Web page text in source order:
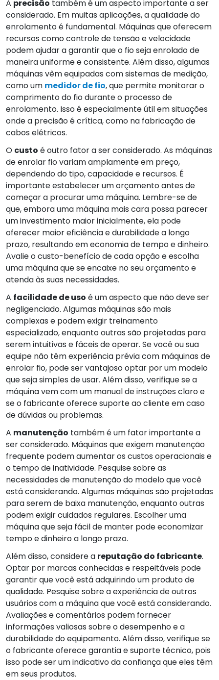
A precisão também é um aspecto importante a ser
considerado. Em muitas aplicações, a qualidade do
enrolamento é fundamental. Máquinas que oferecem
recursos como controle de tensão e velocidade
podem ajudar a garantir que o fio seja enrolado de
maneira uniforme e consistente. Além disso, algumas
máquinas vêm equipadas com sistemas de medição,
como um medidor de fio, que permite monitorar o
comprimento do fio durante o processo de
enrolamento. Isso é especialmente útil em situações
onde a precisão é crítica, como na fabricação de
cabos elétricos.
O custo é outro fator a ser considerado. As máquinas
de enrolar fio variam amplamente em preço,
dependendo do tipo, capacidade e recursos. É
importante estabelecer um orçamento antes de
começar a procurar uma máquina. Lembre-se de
que, embora uma máquina mais cara possa parecer
um investimento maior inicialmente, ela pode
oferecer maior eficiência e durabilidade a longo
prazo, resultando em economia de tempo e dinheiro.
Avalie o custo-benefício de cada opção e escolha
uma máquina que se encaixe no seu orçamento e
atenda às suas necessidades.
A facilidade de uso é um aspecto que não deve ser
negligenciado. Algumas máquinas são mais
complexas e podem exigir treinamento
especializado, enquanto outras são projetadas para
serem intuitivas e fáceis de operar. Se você ou sua
equipe não têm experiência prévia com máquinas de
enrolar fio, pode ser vantajoso optar por um modelo
que seja simples de usar. Além disso, verifique se a
máquina vem com um manual de instruções claro e
se o fabricante oferece suporte ao cliente em caso
de dúvidas ou problemas.
A manutenção também é um fator importante a
ser considerado. Máquinas que exigem manutenção
frequente podem aumentar os custos operacionais e
o tempo de inatividade. Pesquise sobre as
necessidades de manutenção do modelo que você
está considerando. Algumas máquinas são projetadas
para serem de baixa manutenção, enquanto outras
podem exigir cuidados regulares. Escolher uma
máquina que seja fácil de manter pode economizar
tempo e dinheiro a longo prazo.
Além disso, considere a reputação do fabricante.
Optar por marcas conhecidas e respeitáveis pode
garantir que você está adquirindo um produto de
qualidade. Pesquise sobre a experiência de outros
usuários com a máquina que você está considerando.
Avaliações e comentários podem fornecer
informações valiosas sobre o desempenho e a
durabilidade do equipamento. Além disso, verifique se
o fabricante oferece garantia e suporte técnico, pois
isso pode ser um indicativo da confiança que eles têm
em seus produtos.